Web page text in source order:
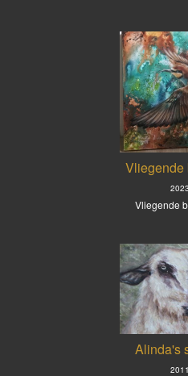
Vliegende
2023
Vliegende
Alinda's
2011